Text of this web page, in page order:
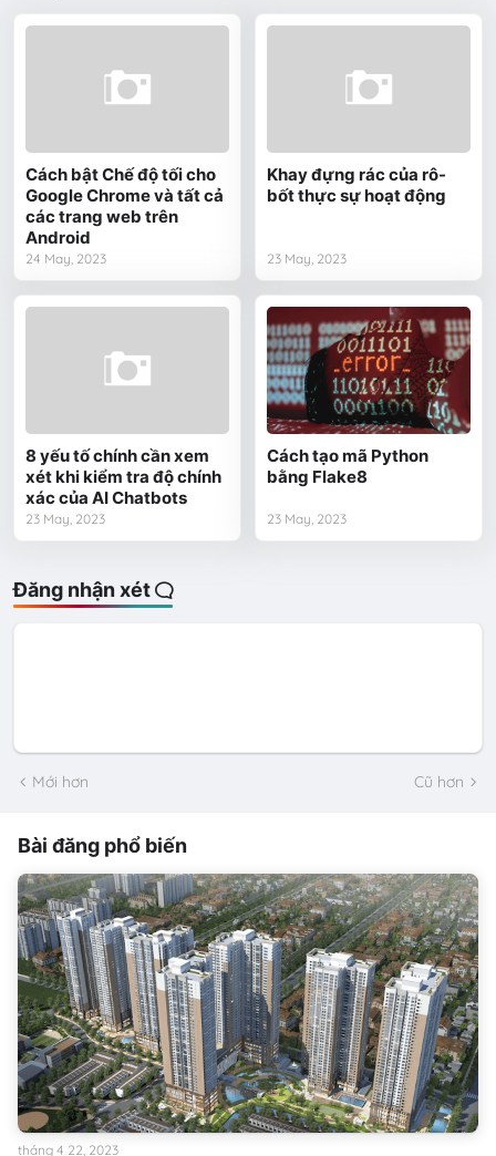
Cách bật Chế độ tối cho
Google Chrome và tất cả
các trang web trên
Android
24 May, 2023
Khay đựng rác của rô-
bốt thực sự hoạt động
23 May, 2023
8 yếu tố chính cần xem
xét khi kiểm tra độ chính
xác của AI Chatbots
23 May, 2023
Cách tạo mã Python
bằng Flake8
23 May, 2023
Đăng nhận xét
Mới hơn Cũ hơn
Bài đăng phổ biến
tháng 4 22, 2023